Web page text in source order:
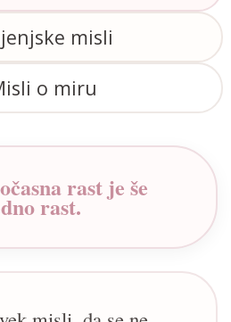
misli
o miru
rast je še
rast.